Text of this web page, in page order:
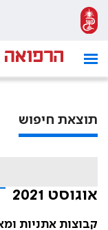
תוצאת חיפוש
אוגוסט 2021
קבוצות אתניות